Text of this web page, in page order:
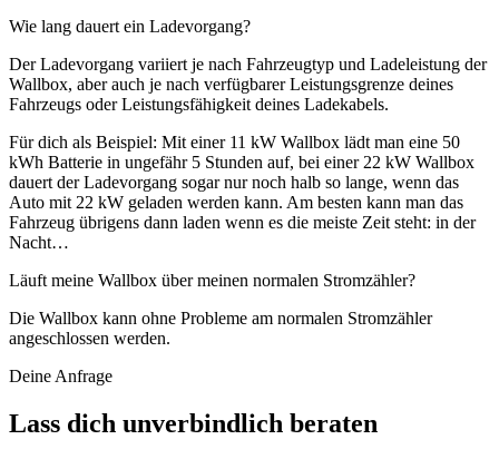
Wie lang dauert ein Ladevorgang?
Der Ladevorgang variiert je nach Fahrzeugtyp und Ladeleistung der
Wallbox, aber auch je nach verfügbarer Leistungsgrenze deines
Fahrzeugs oder Leistungsfähigkeit deines Ladekabels.
Für dich als Beispiel: Mit einer 11 kW Wallbox lädt man eine 50
kWh Batterie in ungefähr 5 Stunden auf, bei einer 22 kW Wallbox
dauert der Ladevorgang sogar nur noch halb so lange, wenn das
Auto mit 22 kW geladen werden kann. Am besten kann man das
Fahrzeug übrigens dann laden wenn es die meiste Zeit steht: in der
Nacht…
Läuft meine Wallbox über meinen normalen Stromzähler?
Die Wallbox kann ohne Probleme am normalen Stromzähler
angeschlossen werden.
Deine Anfrage
Lass dich unverbindlich beraten